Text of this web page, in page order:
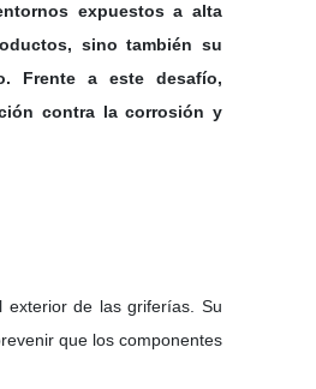
expuestos a alta
sino también su
Frente a este desafío,
contra la corrosión y
exterior de las griferías. Su
que los componentes